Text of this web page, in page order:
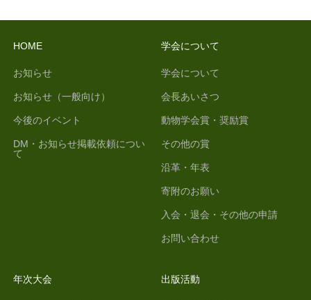
HOME
お知らせ
お知らせ（一般向け）
今後のイベント
DM・お知らせ掲載依頼につい
て
学会について
学会について
会長あいさつ
動物学会賞・奨励賞
その他の賞
沿革・年表
寄附のお願い
入会・退会・その他の申請
お問い合わせ
年次大会 出版活動